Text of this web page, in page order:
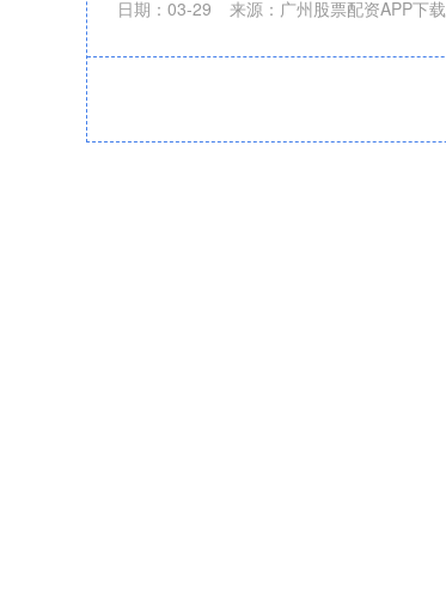
日期：03-29 来源：广州股票配资APP下载